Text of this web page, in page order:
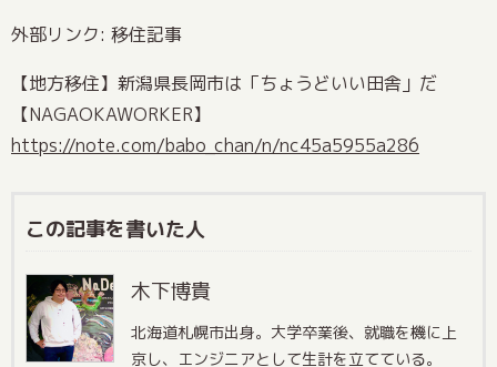
外部リンク: 移住記事
【地方移住】新潟県長岡市は「ちょうどいい田舎」だ
【NAGAOKAWORKER】
https://note.com/babo_chan/n/nc45a5955a286
この記事を書いた人
木下博貴
北海道札幌市出身。大学卒業後、就職を機に上
京し、エンジニアとして生計を立てている。